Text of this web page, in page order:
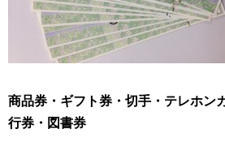
商品券・ギフト券・切手・テレホン
行券・図書券